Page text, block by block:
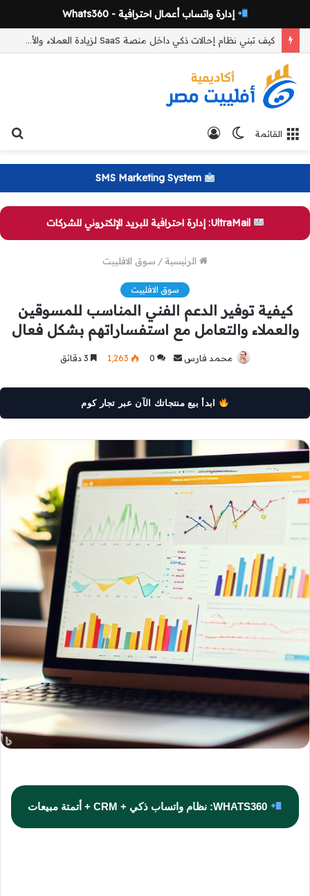
إدارة واتساب أعمال احترافية - Whats360
كيف تبني نظام إحالات ذكي داخل منصة SaaS لزيادة العملاء والأرباح؟
القائمة
الوضع
SMS Marketing System
UltraMail: إدارة احترافية للبريد الإلكتروني للشركات
الرئيسية / سوق الافلييت
سوق الافلييت
كيفية توفير الدعم الفني المناسب للمسوقين
والعملاء والتعامل مع استفساراتهم بشكل فعال
محمد فارس
أرسل
إلكترونيا
0 1٬263
ابدأ بيع منتجاتك الآن عبر تجار كوم